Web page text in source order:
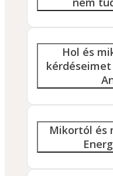
Hol és
Mikortól és